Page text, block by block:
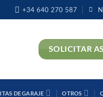
+34 640 270 587
SOLICITAR
DE GARAJE OTROS